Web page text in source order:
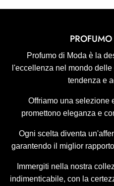
Profumo di Moda è la
l'eccellenza nel mondo
tendenza e
Offriamo una selezione
promettono eleganza e
Ogni scelta diventa
garantendo il miglior
Immergiti nella nostra
indimenticabile, con la